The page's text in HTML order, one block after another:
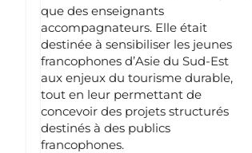
que des enseignants
accompagnateurs. Elle était
destinée à sensibiliser les jeunes
francophones d’Asie du Sud-Est
aux enjeux du tourisme durable,
tout en leur permettant de
concevoir des projets structurés
destinés à des publics
francophones.